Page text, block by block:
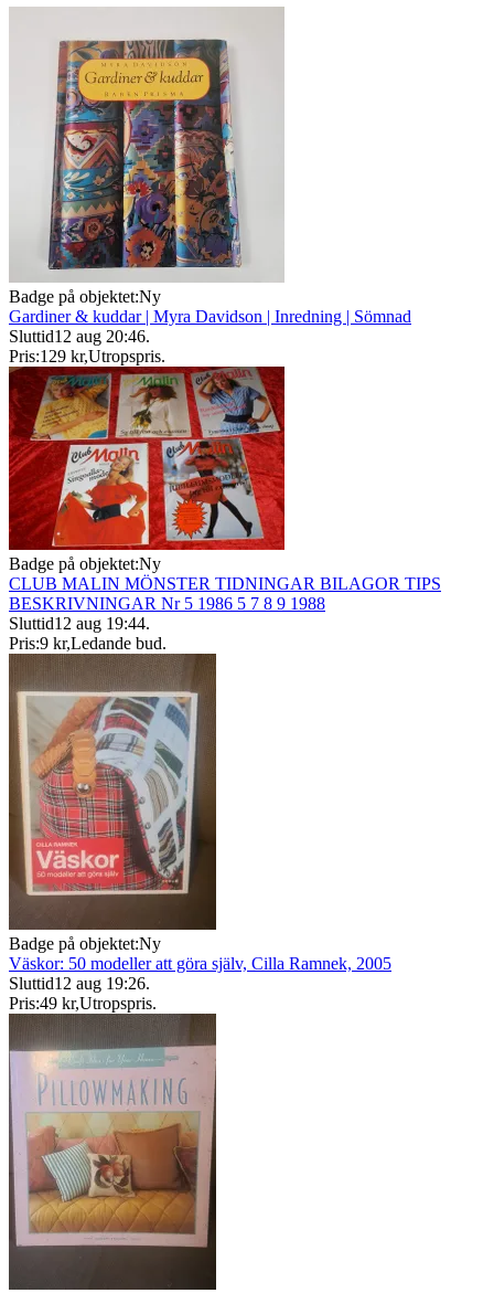
Badge på objektet:Ny
Gardiner & kuddar | Myra Davidson | Inredning | Sömnad
Sluttid12 aug 20:46.
Pris:129 kr,Utropspris.
Badge på objektet:Ny
CLUB MALIN MÖNSTER TIDNINGAR BILAGOR TIPS
BESKRIVNINGAR Nr 5 1986 5 7 8 9 1988
Sluttid12 aug 19:44.
Pris:9 kr,Ledande bud.
Badge på objektet:Ny
Väskor: 50 modeller att göra själv, Cilla Ramnek, 2005
Sluttid12 aug 19:26.
Pris:49 kr,Utropspris.